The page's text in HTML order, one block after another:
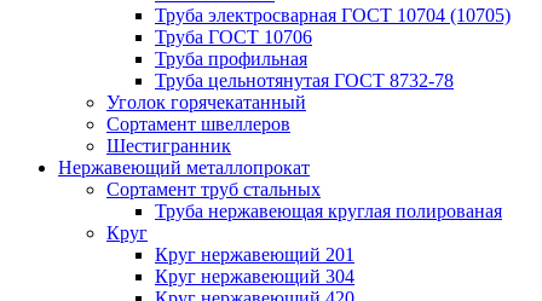
Труба электросварная ГОСТ 10704 (10705)
Труба ГОСТ 10706
Труба профильная
Труба цельнотянутая ГОСТ 8732-78
Уголок горячекатанный
Сортамент швеллеров
Шестигранник
Нержавеющий металлопрокат
Сортамент труб стальных
Труба нержавеющая круглая полированая
Круг
Круг нержавеющий 201
Круг нержавеющий 304